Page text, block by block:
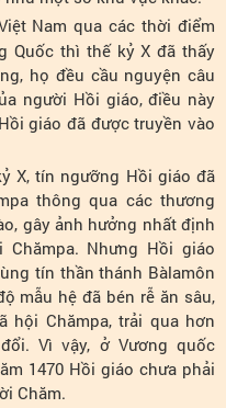
Nam qua các thời điểm
Quốc thì thế kỷ X đã thấy
họ đều cầu nguyện câu
người Hồi giáo, điều này
giáo đã được truyền vào
tín ngưỡng Hồi giáo đã
thông qua các thương
gây ảnh hưởng nhất định
Nhưng Hồi giáo
tín thần thánh Bàlamôn
mẫu hệ đã bén rễ ăn sâu,
hội Chămpa, trải qua hơn
Vì vậy, ở Vương quốc
1470 Hồi giáo chưa phải
Chăm.